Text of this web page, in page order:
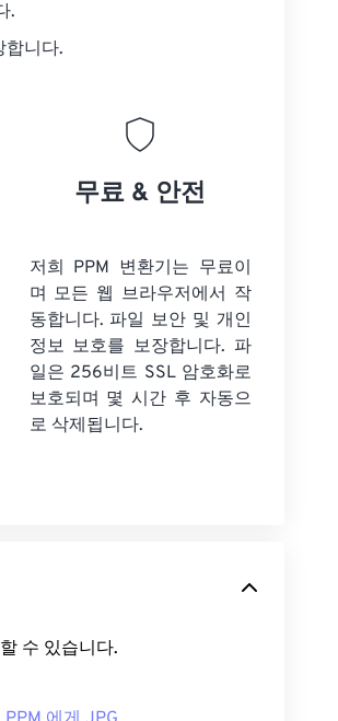
.
합니다.
무료 & 안전
저희 PPM 변환기는 무료이
며 모든 웹 브라우저에서 작
동합니다. 파일 보안 및 개인
정보 보호를 보장합니다. 파
일은 256비트 SSL 암호화로
보호되며 몇 시간 후 자동으
로 삭제됩니다.
환할 수 있습니다.